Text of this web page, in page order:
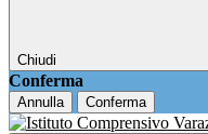
Chiudi
Conferma
Annulla Conferma